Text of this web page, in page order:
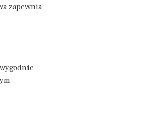
zapewnia